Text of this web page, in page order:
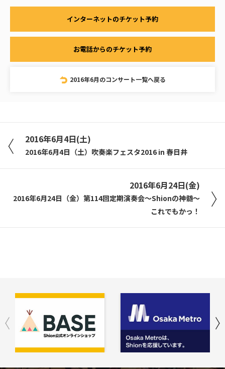
インターネットのチケット予約
お電話からのチケット予約
2016年6月のコンサート一覧へ戻る
2016年6月4日(土)
2016年6月4日（土）吹奏楽フェスタ2016 in 春日井
2016年6月24日(金)
2016年6月24日（金）第114回定期演奏会〜Shionの神髄〜
これでもかっ！